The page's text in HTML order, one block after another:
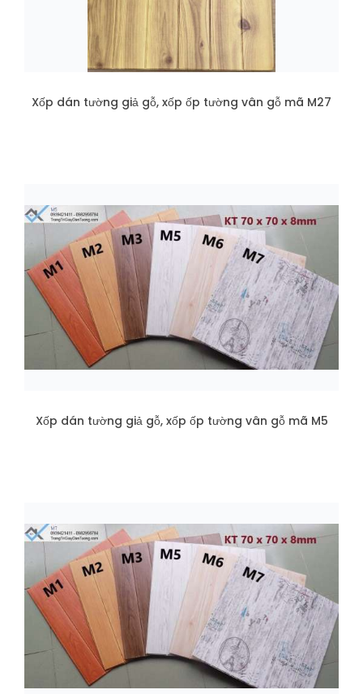
Xốp dán tường giả gỗ, xốp ốp tường vân gỗ mã M27
Xốp dán tường giả gỗ, xốp ốp tường vân gỗ mã M5